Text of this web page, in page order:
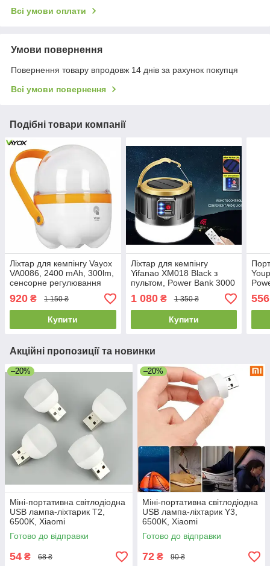
Всі умови оплати
Умови повернення
Повернення товару впродовж 14 днів за рахунок покупця
Всі умови повернення
Подібні товари компанії
Ліхтар для кемпінгу Vayox
VA0086, 2400 mAh, 300lm,
сенсорне регулювання
яскравості
920 ₴ 1 150 ₴
Купити
Ліхтар для кемпінгу
Yifanao XM018 Black з
пультом, Power Bank 3000
mAh, сонячна панель, 3
режими
1 080₴ 1 350 ₴
Купити
556
Акційні пропозиції та новинки
–20%
Міні-портативна світлодіодна
USB лампа-ліхтарик T2,
6500K, Xiaomi
Готово до відправки
54 ₴ 68 ₴
–20%
Міні-портативна світлодіодна
USB лампа-ліхтарик Y3,
6500K, Xiaomi
Готово до відправки
72 ₴ 90 ₴